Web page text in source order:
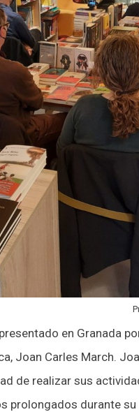
en Granada
Joan Carles March.
de realizar sus
prolongados durante